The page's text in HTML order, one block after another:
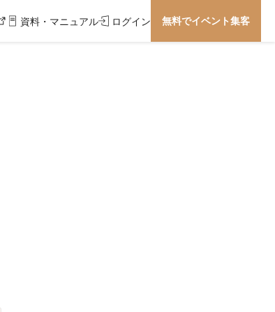
資料・マニュアル ログイン 無料でイベント集客